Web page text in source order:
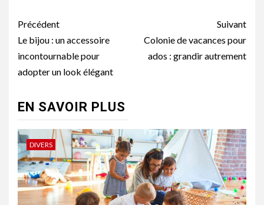
Navigation
d’article
Précédent
Le bijou : un accessoire
incontournable pour
adopter un look élégant
Suivant
Colonie de vacances pour
ados : grandir autrement
EN SAVOIR PLUS
DIVERS